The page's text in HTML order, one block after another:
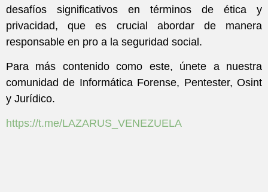
desafíos significativos en términos de ética y
privacidad, que es crucial abordar de manera
responsable en pro a la seguridad social.
Para más contenido como este, únete a nuestra
comunidad de Informática Forense, Pentester, Osint
y Jurídico.
https://t.me/LAZARUS_VENEZUELA